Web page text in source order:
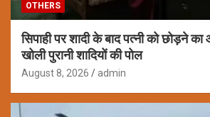
OTHERS
सिपाही पर शादी के बाद पत्नी को छोड़ने
खोली पुरानी शादियों की पोल
August 8, 2026 admin